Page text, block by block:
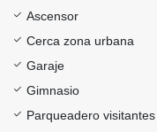
Ascensor
Cerca zona urbana
Garaje
Gimnasio
Parqueadero visitantes